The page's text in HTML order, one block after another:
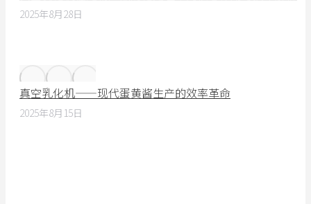
2025年8月28日
真空乳化机——现代蛋黄酱生产的效率革命
2025年8月15日